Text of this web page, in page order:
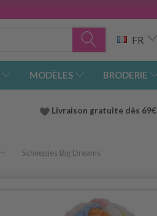
FR
MODÈLES BRODERIE
Livraison gratuite dès 69€
Scheepjes Big Dreams